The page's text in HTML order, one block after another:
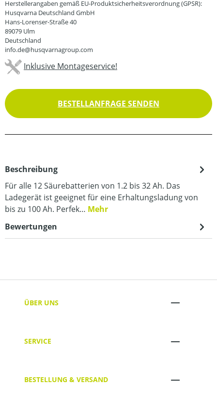
Herstellerangaben gemäß EU-Produktsicherheitsverordnung (GPSR):
Husqvarna Deutschland GmbH
Hans-Lorenser-Straße 40
89079 Ulm
Deutschland
info.de@husqvarnagroup.com
Inklusive Montageservice!
BESTELLANFRAGE SENDEN
Beschreibung
Für alle 12 Säurebatterien von 1.2 bis 32 Ah. Das
Ladegerät ist geeignet für eine Erhaltungsladung von
bis zu 100 Ah. Perfek… Mehr
Bewertungen
ÜBER UNS
SERVICE
BESTELLUNG & VERSAND